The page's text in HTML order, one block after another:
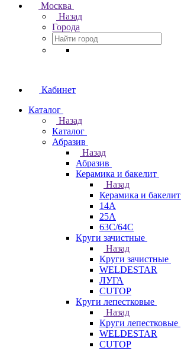
Москва
Назад
Города
Кабинет
Каталог
Назад
Каталог
Абразив
Назад
Абразив
Керамика и бакелит
Назад
Керамика и бакелит
14А
25А
63С/64С
Круги зачистные
Назад
Круги зачистные
WELDESTAR
ЛУГА
CUTOP
Круги лепестковые
Назад
Круги лепестковые
WELDESTAR
CUTOP